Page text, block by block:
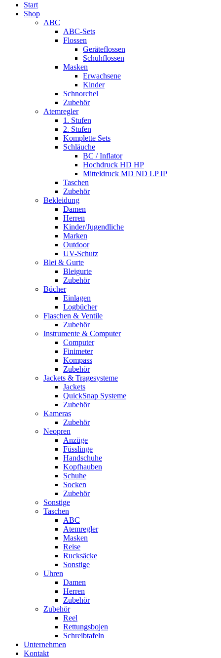
Start
Shop
ABC
ABC-Sets
Flossen
Geräteflossen
Schuhflossen
Masken
Erwachsene
Kinder
Schnorchel
Zubehör
Atemregler
1. Stufen
2. Stufen
Komplette Sets
Schläuche
BC / Inflator
Hochdruck HD HP
Mitteldruck MD ND LP IP
Taschen
Zubehör
Bekleidung
Damen
Herren
Kinder/Jugendliche
Marken
Outdoor
UV-Schutz
Blei & Gurte
Bleigurte
Zubehör
Bücher
Einlagen
Logbücher
Flaschen & Ventile
Zubehör
Instrumente & Computer
Computer
Finimeter
Kompass
Zubehör
Jackets & Tragesysteme
Jackets
QuickSnap Systeme
Zubehör
Kameras
Zubehör
Neopren
Anzüge
Füsslinge
Handschuhe
Kopfhauben
Schuhe
Socken
Zubehör
Sonstige
Taschen
ABC
Atemregler
Masken
Reise
Rucksäcke
Sonstige
Uhren
Damen
Herren
Zubehör
Zubehör
Reel
Rettungsbojen
Schreibtafeln
Unternehmen
Kontakt